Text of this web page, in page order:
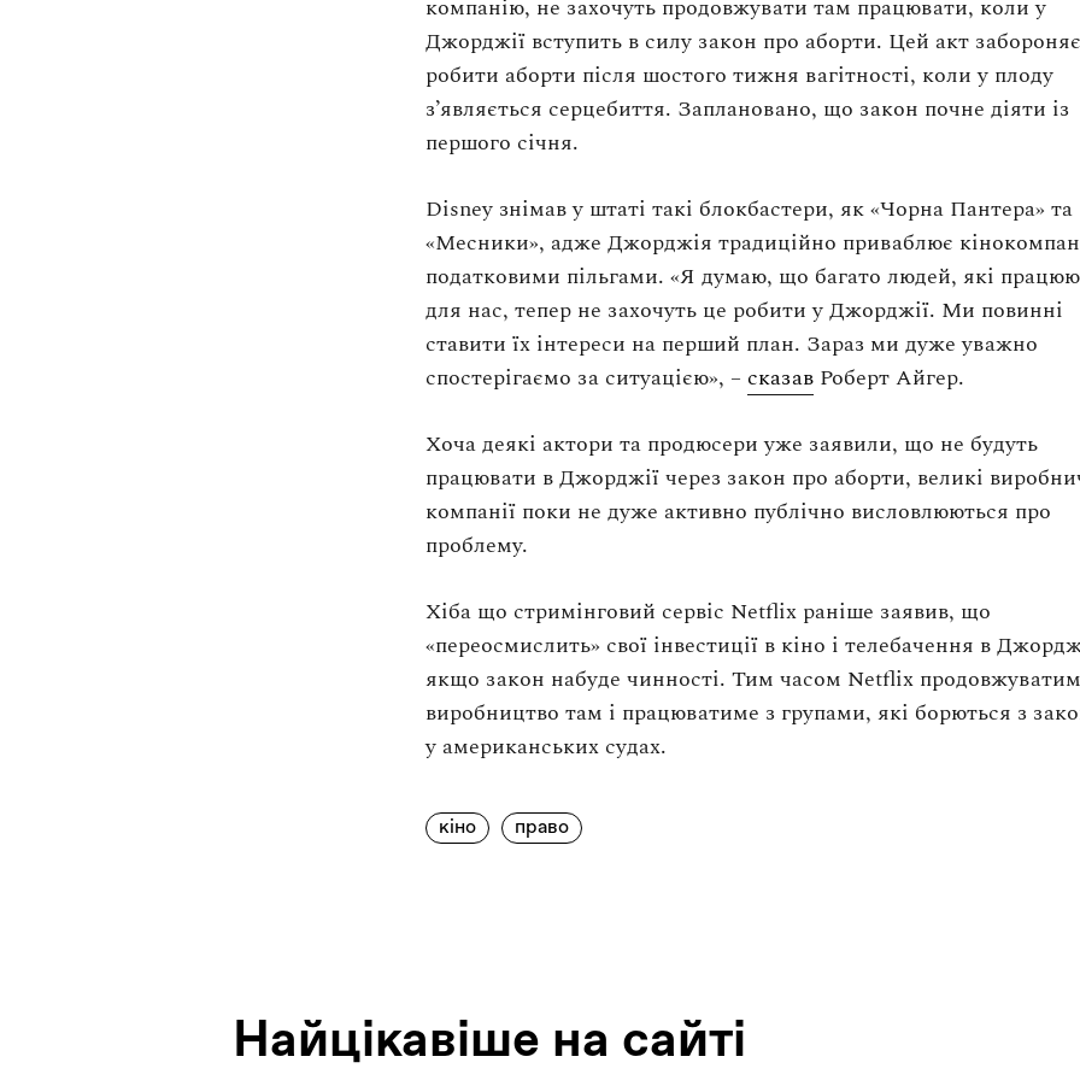
компанію, не захочуть продовжувати там працювати, коли у
Джорджії вступить в силу закон про аборти. Цей акт забороняє
робити аборти після шостого тижня вагітності, коли у плоду
з’являється серцебиття. Заплановано, що закон почне діяти із
першого січня.
Disney знімав у штаті такі блокбастери, як «Чорна Пантера» та
«Месники», адже Джорджія традиційно приваблює
податковими пільгами.«Я думаю, що багато людей, які
для нас, тепер не захочуть це робити у Джорджії. Ми повинні
ставити їх інтереси на перший план. Зараз ми дуже уважно
спостерігаємо за ситуацією», – сказав Роберт Айгер.
Хоча деякі актори та продюсери уже заявили, що не будуть
працювати в Джорджії через закон про аборти, великі
компанії поки не дуже активно публічно висловлюються про
проблему.
Хіба що стримінговий сервіс Netflix раніше заявив, що
«переосмислить» свої інвестиції в кіно і телебачення в
якщо закон набуде чинності. Тим часом Netflix
виробництво там і працюватиме з групами, які борються з
у американських судах.
кіно право
Найцiкавiше на сайтi